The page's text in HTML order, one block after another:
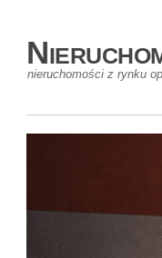
nieruchomości z rynku